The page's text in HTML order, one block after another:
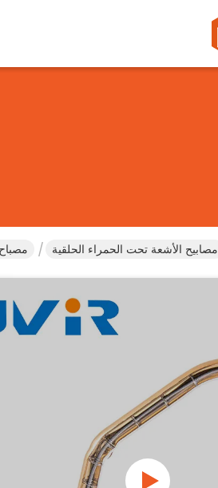
مصابيح الأشعة تحت الحمراء الحلقية مصباح